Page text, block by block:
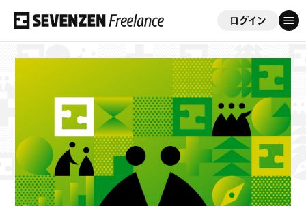
ログイン
フリーコンサルを応援する会員制サイト
ゲスト さん
このサイトについて
案件情報